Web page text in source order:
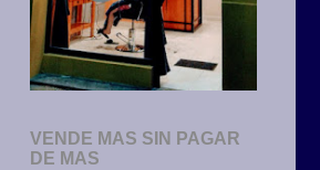
VENDE MAS SIN PAGAR
DE MAS